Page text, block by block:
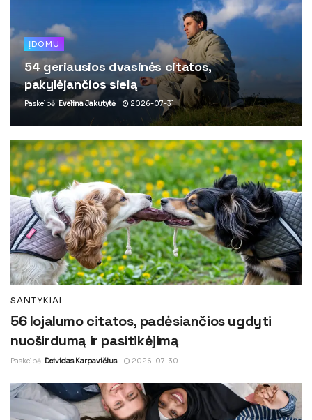
ĮDOMU
54 geriausios dvasinės citatos,
pakylėjančios sielą
Paskelbė Evelina Jakutytė 2026-07-31
SANTYKIAI
56 lojalumo citatos, padėsiančios ugdyti
nuoširdumą ir pasitikėjimą
Paskelbė Deividas Karpavičius 2026-07-30